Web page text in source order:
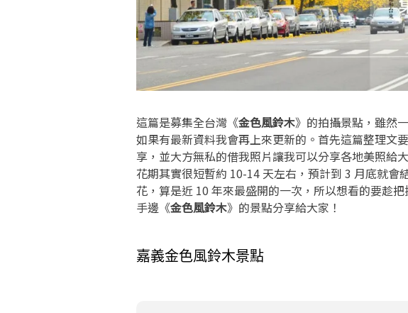
這篇是募集全台灣《金色風鈴木》的拍攝景點，雖然
如果有最新資料我會再上來更新的。首先這篇整理文
享，並大方無私的借我照片讓我可以分享各地美照給
花期其實很短暫約 10-14 天左右，預計到 3 月底就會
花，算是近 10 年來最盛開的一次，所以想看的要趁
手邊《金色風鈴木》的景點分享給大家！
嘉義金色風鈴木景點